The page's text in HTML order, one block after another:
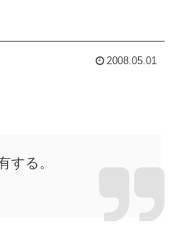
2008.05.01
する。